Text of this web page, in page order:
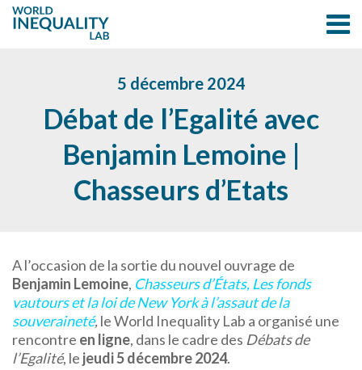
5 décembre 2024
Débat de l’Egalité avec
Benjamin Lemoine |
Chasseurs d’Etats
A l’occasion de la sortie du nouvel ouvrage de
Benjamin Lemoine, Chasseurs d’États, Les fonds
vautours et la loi de New York à l’assaut de la
souveraineté,le World Inequality Lab a organisé une
rencontre en ligne, dans le cadre des Débats de
l’Egalité, le jeudi 5 décembre 2024.